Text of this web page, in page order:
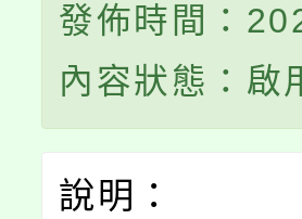
發佈時間：
內容狀態：啟
說明：